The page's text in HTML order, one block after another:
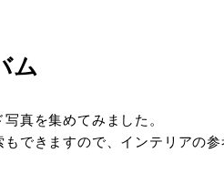
ム
真を集めてみました。
できますので、インテリアの参